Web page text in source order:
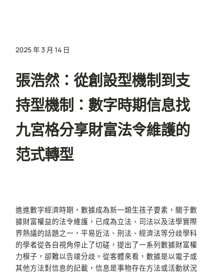
2025 年 3 月 14 日
張浩然：從創設型機制到支
持型機制：數字時期信息找
九宮格分享財富法令維護的
范式轉型
進進數字經濟時期，數據成為新一類生孩子要素，關于數
據財富權益的法令維護，已成為立法、司法以及法學實際
界熱議的話題之一，平易近法、刑法、經濟法等分歧學科
的學者從各自視角停止了切磋，提出了一系列數據財富權
力模子，卻難以告竣分歧。從客體來看，數據是以電子或
其他方法對信息的記載，信息是事物存在方法或活動狀況